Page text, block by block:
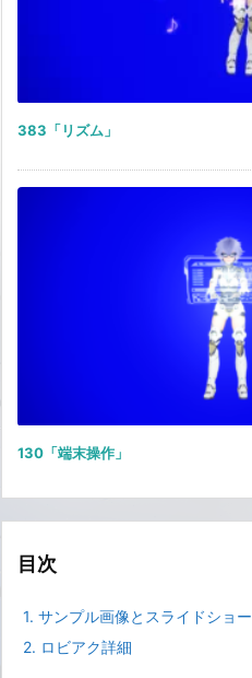
383「リズム」
130「端末操作」
目次
1. サンプル画像とスライドショー
2. ロビアク詳細